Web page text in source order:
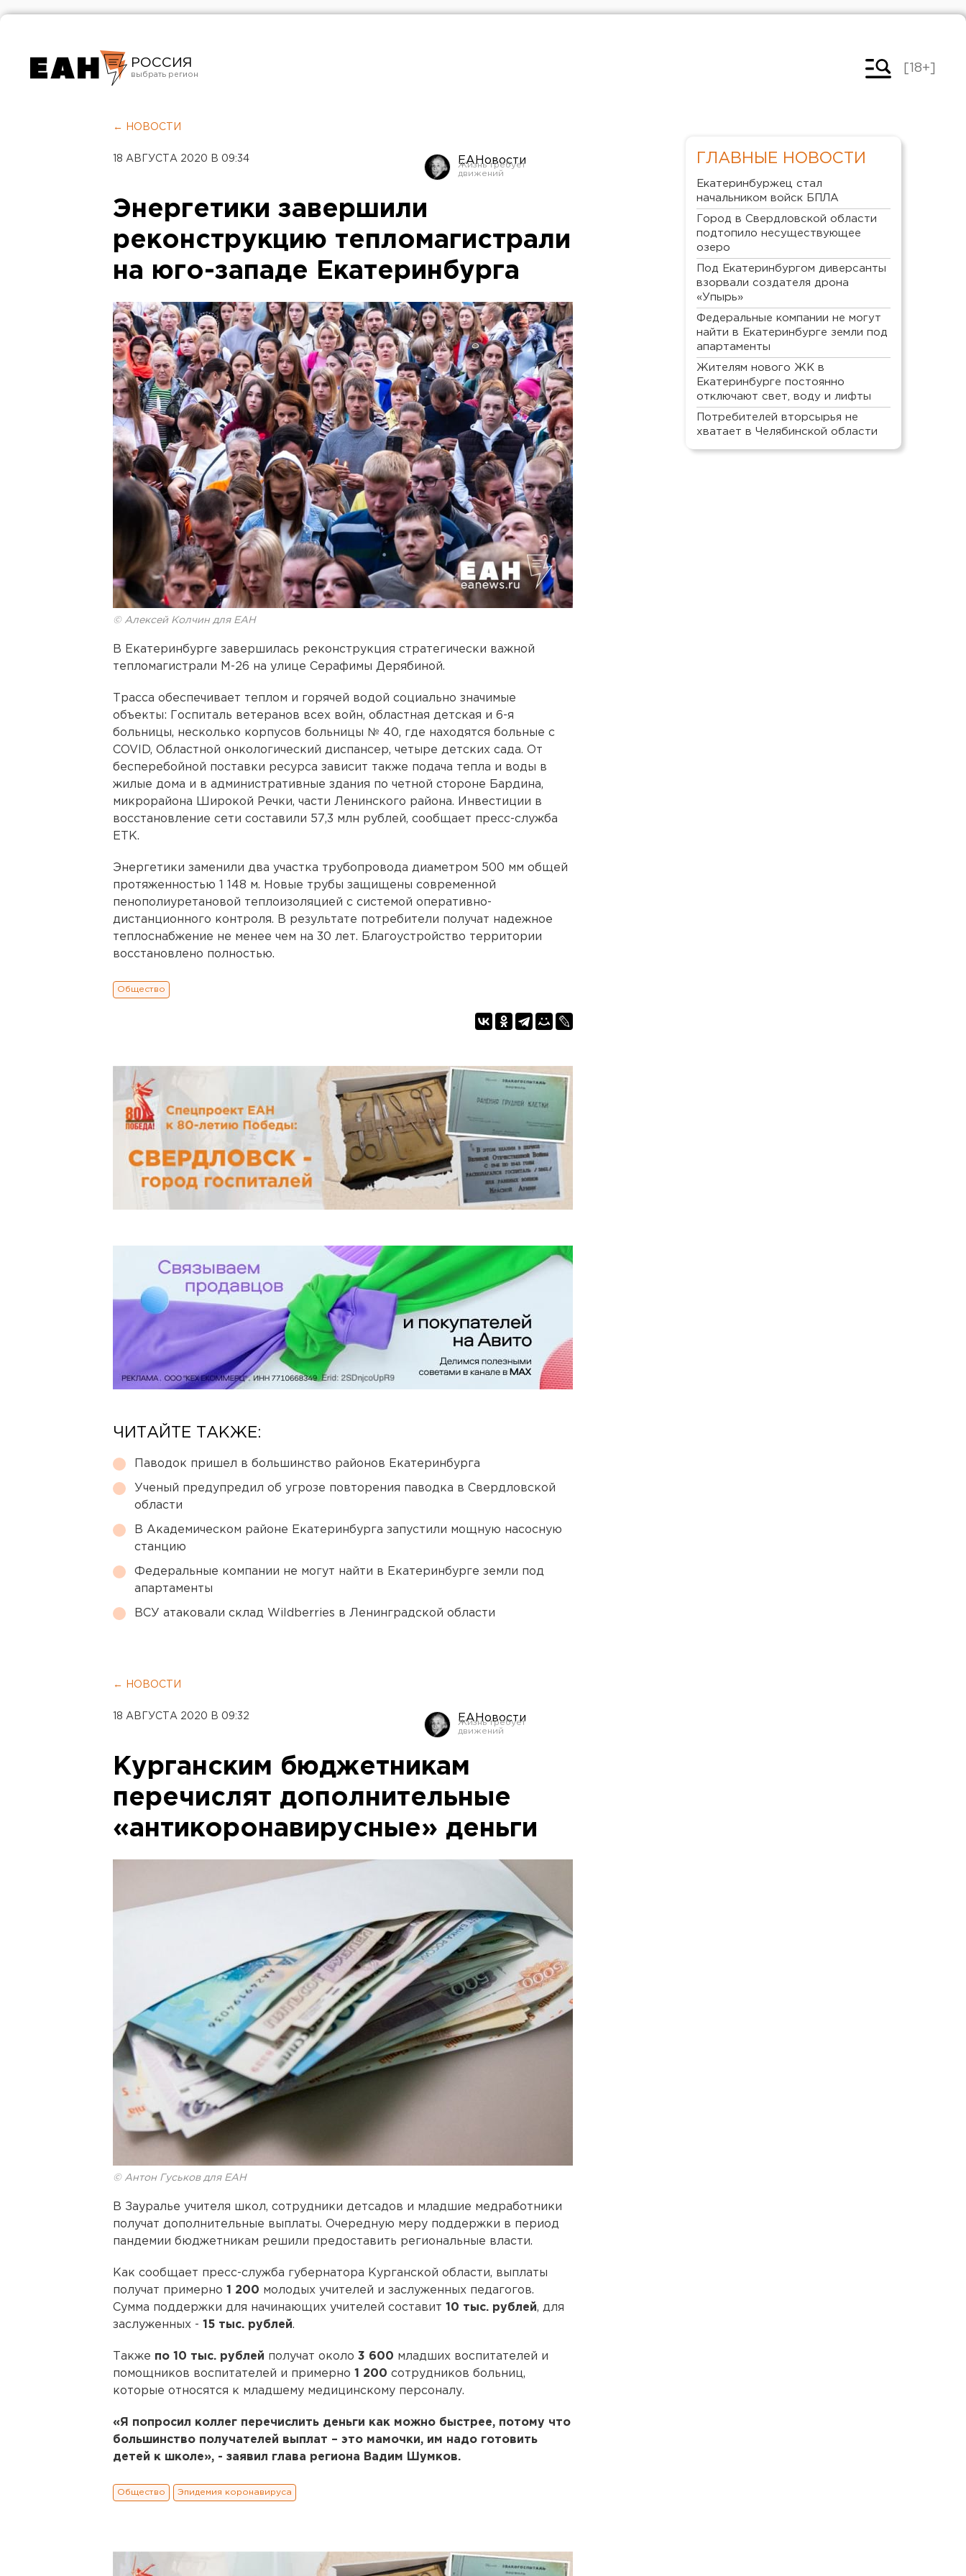
РОССИЯ
Челябинск
[18+]
← НОВОСТИ
18 АВГУСТА 2020 В 09:34 ЕАНовости
Энергетики завершили
реконструкцию тепломагистрали
на юго-западе Екатеринбурга
© Алексей Колчин для ЕАН
В Екатеринбурге завершилась реконструкция стратегически важной
тепломагистрали М-26 на улице Серафимы Дерябиной.
Трасса обеспечивает теплом и горячей водой социально значимые
объекты: Госпиталь ветеранов всех войн, областная детская и 6-я
больницы, несколько корпусов больницы № 40, где находятся больные с
COVID, Областной онкологический диспансер, четыре детских сада. От
бесперебойной поставки ресурса зависит также подача тепла и воды в
жилые дома и в административные здания по четной стороне Бардина,
микрорайона Широкой Речки, части Ленинского района. Инвестиции в
восстановление сети составили 57,3 млн рублей, сообщает пресс-служба
ЕТК.
Энергетики заменили два участка трубопровода диаметром 500 мм общей
протяженностью 1 148 м. Новые трубы защищены современной
пенополиуретановой теплоизоляцией с системой оперативно-
дистанционного контроля. В результате потребители получат надежное
теплоснабжение не менее чем на 30 лет. Благоустройство территории
восстановлено полностью.
Общество
ЧИТАЙТЕ ТАКЖЕ:
Паводок пришел в большинство районов Екатеринбурга
Ученый предупредил об угрозе повторения паводка в Свердловской
области
В Академическом районе Екатеринбурга запустили мощную насосную
станцию
Федеральные компании не могут найти в Екатеринбурге земли под
апартаменты
ВСУ атаковали склад Wildberries в Ленинградской области
← НОВОСТИ
18 АВГУСТА 2020 В 09:32 ЕАНовости
Курганским бюджетникам
перечислят дополнительные
«антикоронавирусные» деньги
© Антон Гуськов для ЕАН
В Зауралье учителя школ, сотрудники детсадов и младшие медработники
получат дополнительные выплаты. Очередную меру поддержки в период
пандемии бюджетникам решили предоставить региональные власти.
Как сообщает пресс-служба губернатора Курганской области, выплаты
получат примерно 1 200 молодых учителей и заслуженных педагогов.
Сумма поддержки для начинающих учителей составит 10 тыс. рублей, для
заслуженных - 15 тыс. рублей.
Также по 10 тыс. рублей получат около 3 600 младших воспитателей и
помощников воспитателей и примерно 1 200 сотрудников больниц,
которые относятся к младшему медицинскому персоналу.
«Я попросил коллег перечислить деньги как можно быстрее, потому что
большинство получателей выплат – это мамочки, им надо готовить
детей к школе», - заявил глава региона Вадим Шумков.
Общество Эпидемия коронавируса
ГЛАВНЫЕ НОВОСТИ
Екатеринбуржец стал
начальником войск БПЛА
Город в Свердловской области
подтопило несуществующее
озеро
Под Екатеринбургом диверсанты
взорвали создателя дрона
«Упырь»
Федеральные компании не могут
найти в Екатеринбурге земли под
апартаменты
Жителям нового ЖК в
Екатеринбурге постоянно
отключают свет, воду и лифты
Потребителей вторсырья не
хватает в Челябинской области